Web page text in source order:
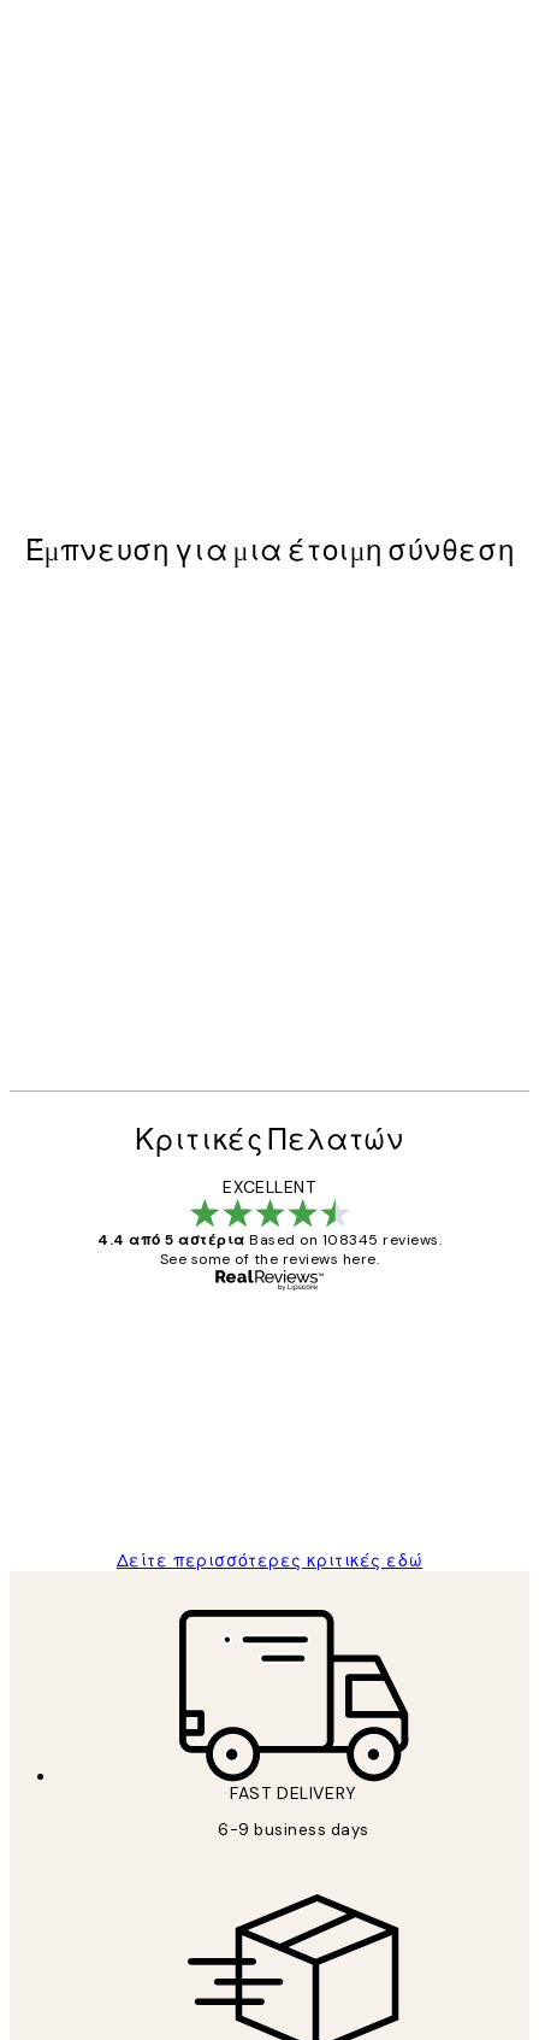
Έμπνευση για μια έτοιμη σύνθεση
Κριτικές Πελατών
EXCELLENT
4.4 από 5 αστέρια Based on 108345 reviews.
See some of the reviews here.
Δείτε περισσότερες κριτικές εδώ
FAST DELIVERY
6-9 business days